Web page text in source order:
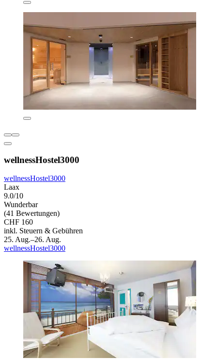
wellnessHostel3000
wellnessHostel3000
Laax
9.0/10
Wunderbar
(41 Bewertungen)
CHF 160
inkl. Steuern & Gebühren
25. Aug.–26. Aug.
wellnessHostel3000